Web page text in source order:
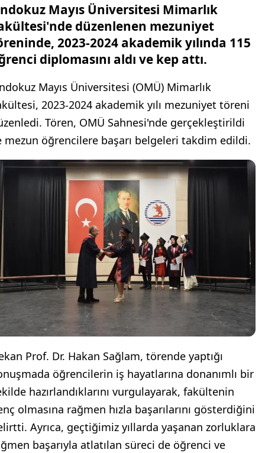
Mayıs Üniversitesi Mimarlık
düzenlenen mezuniyet
2023-2024 akademik yılında 115
diplomasını aldı ve kep attı.
Mayıs Üniversitesi (OMÜ) Mimarlık
2023-2024 akademik yılı mezuniyet töreni
Tören, OMÜ Sahnesi'nde gerçekleştirildi
mezun öğrencilere başarı belgeleri takdim edildi.
Prof. Dr. Hakan Sağlam, törende yaptığı
öğrencilerin iş hayatlarına donanımlı bir
hazırlandıklarını vurgulayarak, fakültenin
olmasına rağmen hızla başarılarını gösterdiğini
Ayrıca, geçtiğimiz yıllarda yaşanan zorluklara
başarıyla atlatılan süreci de öğrenci ve